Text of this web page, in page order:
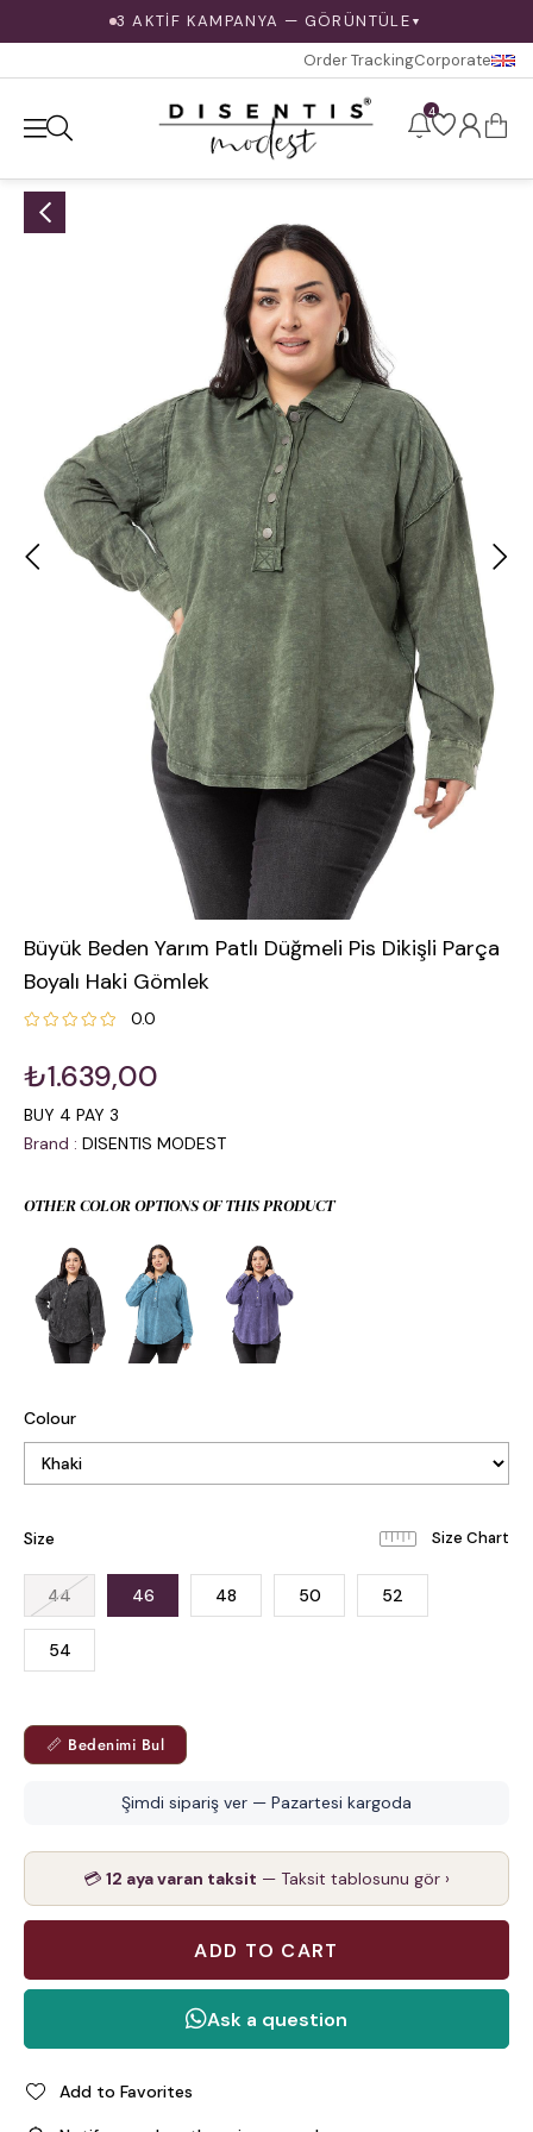
3 AKTİF KAMPANYA — GÖRÜNTÜLE ▼
Order TrackingCorporate
4
Büyük Beden Yarım Patlı Düğmeli Pis Dikişli Parça
Boyalı Haki Gömlek
0.0
₺1.639,00
BUY 4 PAY 3
Brand : DISENTIS MODEST
OTHER COLOR OPTIONS OF THIS PRODUCT
Colour
Size
44 46 48 50 52
54
📏 Bedenimi Bul
Şimdi sipariş ver — Pazartesi kargoda
💳 12 aya varan taksit — Taksit tablosunu gör ›
Add to Favorites